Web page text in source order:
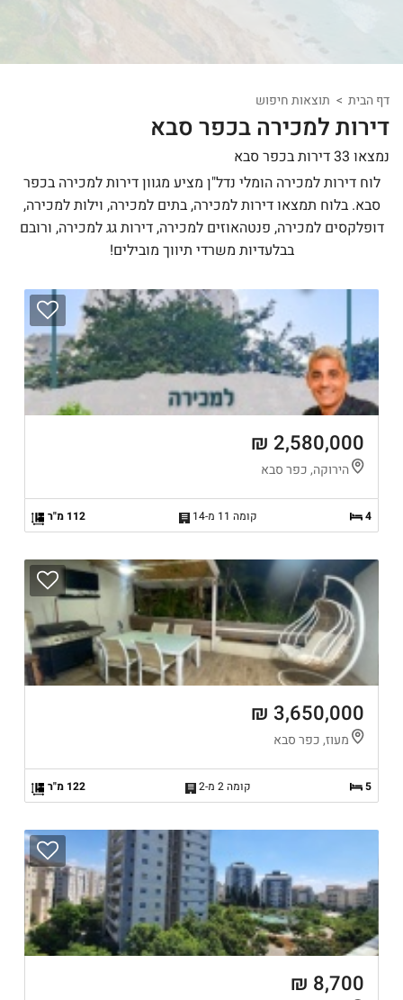
דף הבית תוצאות חיפוש
דירות למכירה בכפר סבא
נמצאו 33 דירות בכפר סבא
לוח דירות למכירה הומלי נדל"ן מציע מגוון דירות למכירה בכפר
סבא. בלוח תמצאו דירות למכירה, בתים למכירה, וילות למכירה,
דופלקסים למכירה, פנטהאוזים למכירה, דירות גג למכירה, ורובם
בבלעדיות משרדי תיווך מובילים!
2,580,000 ₪
הירוקה, כפר סבא
4 קומה 11 מ-14 112 מ"ר
3,650,000 ₪
מעוז, כפר סבא
5 קומה 2 מ-2 122 מ"ר
8,700 ₪